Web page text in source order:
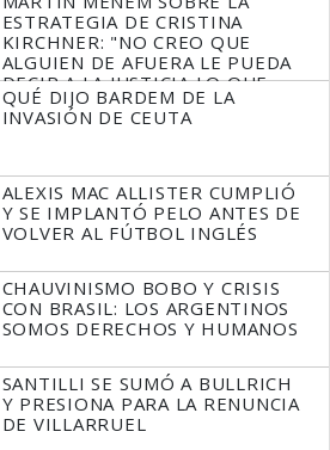
ESTRATEGIA DE CRISTINA
KIRCHNER: "NO CREO QUE
ALGUIEN DE AFUERA LE PUEDA
DECIR A LA JUSTICIA LO QUE
TIENE QUE HACER"
QUÉ DIJO BARDEM DE LA
INVASIÓN DE CEUTA
ALEXIS MAC ALLISTER CUMPLIÓ
Y SE IMPLANTÓ PELO ANTES DE
VOLVER AL FÚTBOL INGLÉS
CHAUVINISMO BOBO Y CRISIS
CON BRASIL: LOS ARGENTINOS
SOMOS DERECHOS Y HUMANOS
SANTILLI SE SUMÓ A BULLRICH
Y PRESIONA PARA LA RENUNCIA
DE VILLARRUEL